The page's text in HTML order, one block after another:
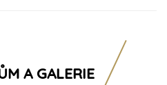
A GALERIE